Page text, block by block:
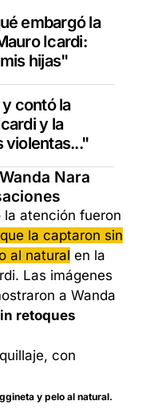
embargó la
Icardi:
hijas"
contó la
y la
violentas..."
Nara
la atención fueron
la captaron sin
al natural en la
Las imágenes
a Wanda
retoques
y pelo al natural.